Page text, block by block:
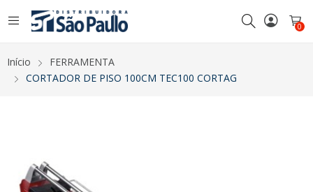
0
Início
FERRAMENTA
CORTADOR DE PISO 100CM TEC100 CORTAG